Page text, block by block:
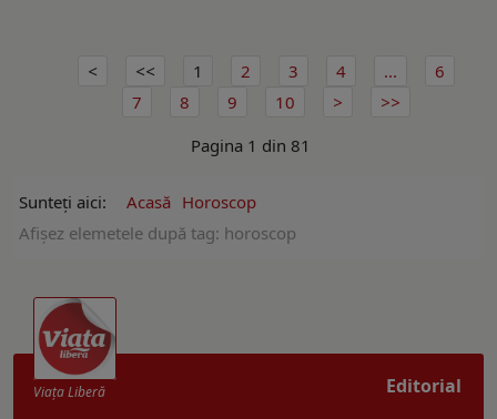
1 2 3 4 ...
6
7
8 9
10
Pagina 1 din 81
Sunteți aici: Acasă Horoscop
Afişez elemetele după tag: horoscop
Editorial
Viaţa Liberă